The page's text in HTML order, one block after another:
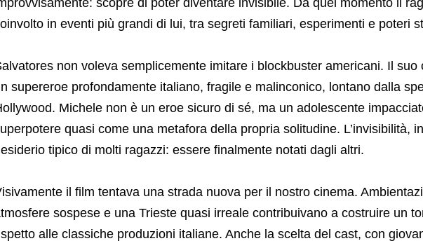
in eventi più grandi di lui, tra segreti familiari, esperimenti e poteri
non voleva semplicemente imitare i blockbuster americani. Il suo
supereroe profondamente italiano, fragile e malinconico, lontano dalla
Michele non è un eroe sicuro di sé, ma un adolescente
quasi come una metafora della propria solitudine. L’invisibilità,
tipico di molti ragazzi: essere finalmente notati dagli altri.
il film tentava una strada nuova per il nostro cinema.
sospese e una Trieste quasi irreale contribuivano a costruire un
alle classiche produzioni italiane. Anche la scelta del cast, con